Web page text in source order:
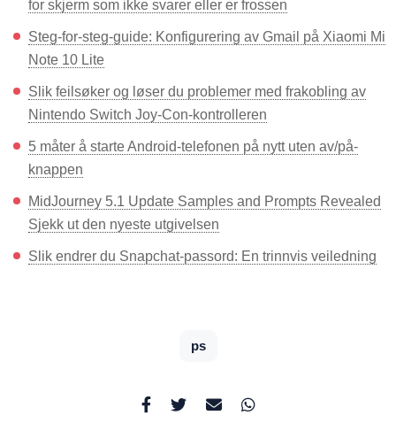
for skjerm som ikke svarer eller er frossen
Steg-for-steg-guide: Konfigurering av Gmail på Xiaomi Mi
Note 10 Lite
Slik feilsøker og løser du problemer med frakobling av
Nintendo Switch Joy-Con-kontrolleren
5 måter å starte Android-telefonen på nytt uten av/på-
knappen
MidJourney 5.1 Update Samples and Prompts Revealed
Sjekk ut den nyeste utgivelsen
Slik endrer du Snapchat-passord: En trinnvis veiledning
ps